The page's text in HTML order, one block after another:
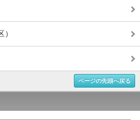
ページの先頭へ戻る